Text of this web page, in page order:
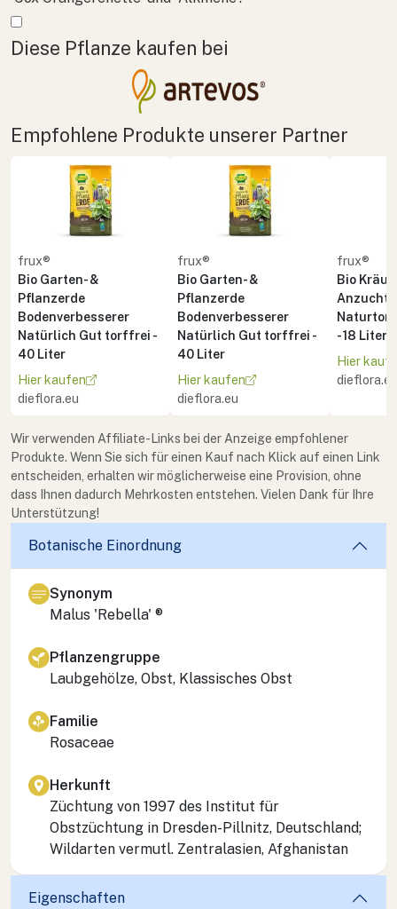
Mehr anzeigen
Diese Pflanze kaufen bei
Empfohlene Produkte unserer Partner
frux®
Bio Garten- &
Pflanzerde
Bodenverbesserer
Natürlich Gut torffrei -
40 Liter
Hier kaufen
dieflora.eu
frux®
Bio Garten- &
Pflanzerde
Bodenverbesserer
Natürlich Gut torffrei -
40 Liter
Hier kaufen
dieflora.eu
frux®
Bio
Naturton
- 18 Liter
Hier
dieflora.eu
Wir verwenden Affiliate-Links bei der Anzeige empfohlener
Produkte. Wenn Sie sich für einen Kauf nach Klick auf einen Link
entscheiden, erhalten wir möglicherweise eine Provision, ohne
dass Ihnen dadurch Mehrkosten entstehen. Vielen Dank für Ihre
Unterstützung!
Botanische Einordnung
Synonym
Malus 'Rebella' ®
Pflanzengruppe
Laubgehölze, Obst, Klassisches Obst
Familie
Rosaceae
Herkunft
Züchtung von 1997 des Institut für
Obstzüchtung in Dresden-Pillnitz, Deutschland;
Wildarten vermutl. Zentralasien, Afghanistan
Eigenschaften